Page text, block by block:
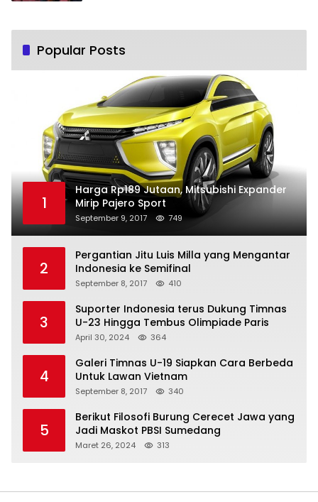
Popular Posts
1
Harga Rp189 Jutaan, Mitsubishi Expander
Mirip Pajero Sport
September 9, 2017 749
2
Pergantian Jitu Luis Milla yang Mengantar
Indonesia ke Semifinal
September 8, 2017 410
3
Suporter Indonesia terus Dukung Timnas
U-23 Hingga Tembus Olimpiade Paris
April 30, 2024 364
4
Galeri Timnas U-19 Siapkan Cara Berbeda
Untuk Lawan Vietnam
September 8, 2017 340
5
Berikut Filosofi Burung Cerecet Jawa yang
Jadi Maskot PBSI Sumedang
Maret 26, 2024 313